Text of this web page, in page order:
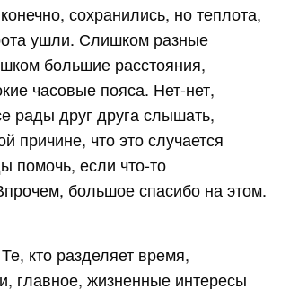
сохранились, но теплота,
ушли. Слишком разные
большие расстояния,
часовые пояса. Нет-нет,
рады друг друга слышать,
причине, что это случается
помочь, если что-то
большое спасибо на этом.
кто разделяет время,
главное, жизненные интересы